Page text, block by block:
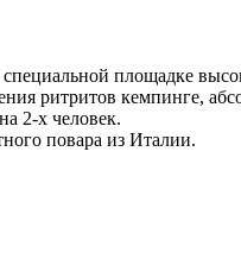
площадке
ритритов кемпинге,
2-х человек.
повара из Италии.